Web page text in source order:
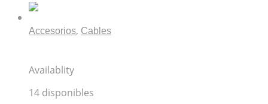
Accesorios, Cables
Availablity
14 disponibles